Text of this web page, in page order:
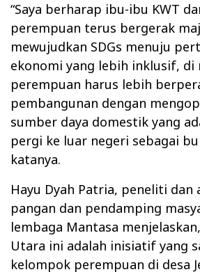
“Saya berharap ibu-ibu KWT
perempuan terus bergerak
mewujudkan SDGs menuju
ekonomi yang lebih inklusif, di
perempuan harus lebih
pembangunan dengan
sumber daya domestik yang
pergi ke luar negeri sebagai
katanya.
Hayu Dyah Patria, peneliti dan
pangan dan pendamping
lembaga Mantasa
Utara ini adalah inisiatif yang
kelompok perempuan di desa